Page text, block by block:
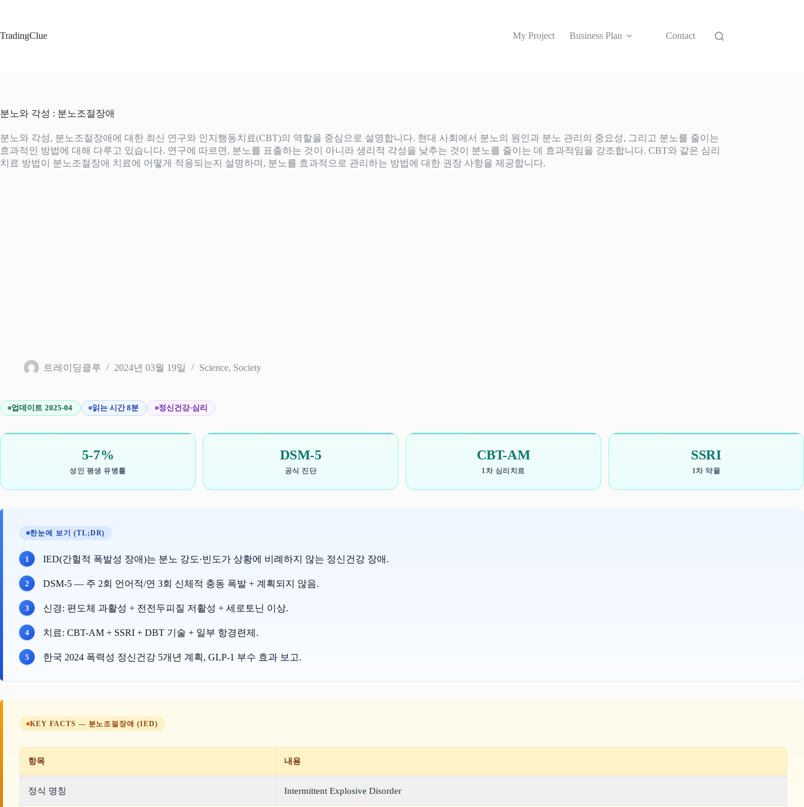
으
TradingClue My Project Business Plan Contact
분노와 각성 : 분노조절장애
분노와 각성, 분노조절장애에 대한 최신 연구와 인지행동치료(CBT)의 역할을 중심으로 설명합니다. 현대 사회에서 분노의 원인과 분노 관리의 중요성, 그리고 분노를 줄이는
효과적인 방법에 대해 다루고 있습니다. 연구에 따르면, 분노를 표출하는 것이 아니라 생리적 각성을 낮추는 것이 분노를 줄이는 데 효과적임을 강조합니다. CBT와 같은 심리
치료 방법이 분노조절장애 치료에 어떻게 적용되는지 설명하며, 분노를 효과적으로 관리하는 방법에 대한 권장 사항을 제공합니다.
트레이딩클루 2024년 03월 19일 Science, Society
업데이트 2025-04 읽는 시간 8분 정신건강·심리
5-7%
성인 평생 유병률
DSM-5
공식 진단
CBT-AM
1차 심리치료
SSRI
1차 약물
한눈에 보기 (TL;DR)
IED(간헐적 폭발성 장애)는 분노 강도·빈도가 상황에 비례하지 않는 정신건강 장애.
DSM-5 — 주 2회 언어적/연 3회 신체적 충동 폭발 + 계획되지 않음.
신경: 편도체 과활성 + 전전두피질 저활성 + 세로토닌 이상.
치료: CBT-AM + SSRI + DBT 기술 + 일부 항경련제.
한국 2024 폭력성 정신건강 5개년 계획, GLP-1 부수 효과 보고.
KEY FACTS — 분노조절장애 (IED)
항목 내용
정식 명칭 Intermittent Explosive Disorder